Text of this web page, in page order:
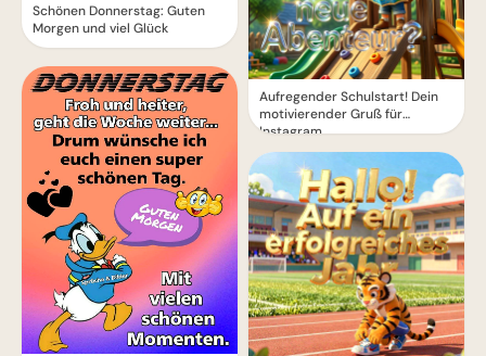
Schönen Donnerstag: Guten
Morgen und viel Glück
Aufregender Schulstart! Dein
motivierender Gruß für
Instagram